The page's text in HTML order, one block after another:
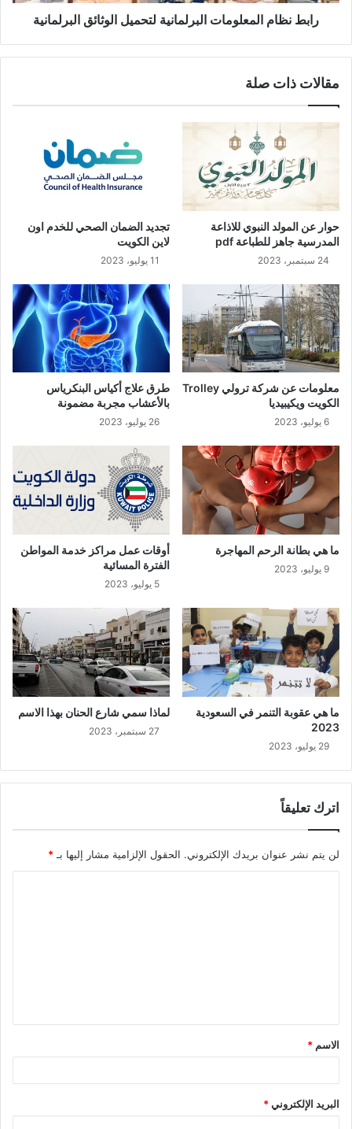
رابط نظام المعلومات البرلمانية لتحميل الوثائق البرلمانية
مقالات ذات صلة
حوار عن المولد النبوي للاذاعة
المدرسية جاهز للطباعة pdf
24 سبتمبر، 2023
تجديد الضمان الصحي للخدم اون
لاين الكويت
11 يوليو، 2023
معلومات عن شركة ترولي Trolley
الكويت ويكيبيديا
6 يوليو، 2023
طرق علاج أكياس البنكرياس
بالأعشاب مجربة مضمونة
26 يوليو، 2023
ما هي بطانة الرحم المهاجرة
9 يوليو، 2023
أوقات عمل مراكز خدمة المواطن
الفترة المسائية
5 يوليو، 2023
ما هي عقوبة التنمر في السعودية
2023
29 يوليو، 2023
لماذا سمي شارع الحنان بهذا الاسم
27 سبتمبر، 2023
اترك تعليقاً
لن يتم نشر عنوان بريدك الإلكتروني. الحقول الإلزامية مشار إليها بـ *
ق
*
الاسم *
البريد الإلكتروني*